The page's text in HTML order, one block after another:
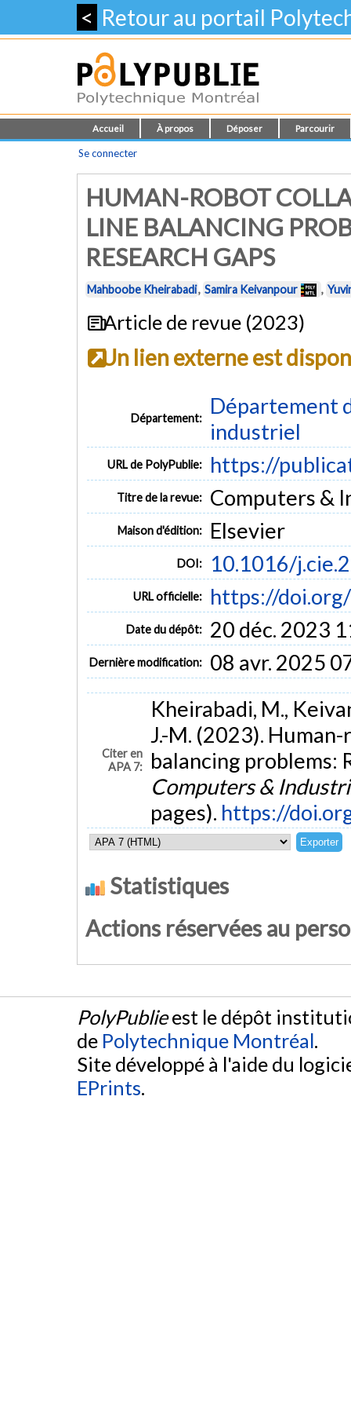
< Retour au portail
Accueil À propos Déposer Parcourir
Se connecter
HUMAN-ROBOT
LINE BALANCING
RESEARCH GAPS
Mahboobe Kheirabadi, Samira Keivanpour ,
Article de revue (2023)
Un lien externe est
Département:
Département
industriel
URL de PolyPublie: https://
Titre de la revue: Computers &
Maison d'édition: Elsevier
DOI: 10.1016/
URL officielle: https://
Date du dépôt: 20 déc. 2023
Dernière modification: 08 avr. 2025
Citer en
APA 7:
Kheirabadi, M.,
J.-M. (2023).
balancing problems:
Computers &
pages). https://
Statistiques
Actions réservées au
PolyPublieest le dépôt
de Polytechnique Montréal.
Site développé à l'aide du
EPrints.